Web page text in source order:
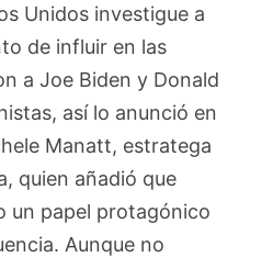
Unidos investigue a
de influir en las
a Joe Biden y Donald
así lo anunció en
Manatt, estratega
quien añadió que
un papel protagónico
Aunque no